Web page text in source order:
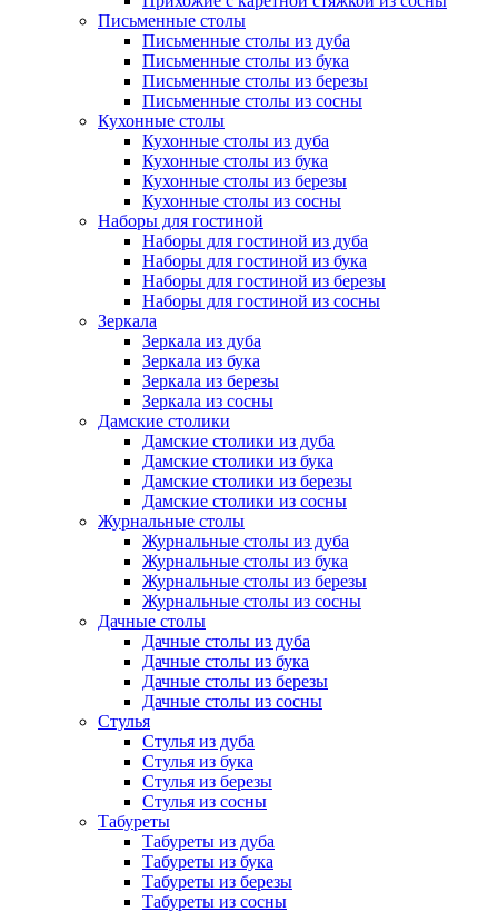
Письменные столы
Письменные столы из дуба
Письменные столы из бука
Письменные столы из березы
Письменные столы из сосны
Кухонные столы
Кухонные столы из дуба
Кухонные столы из бука
Кухонные столы из березы
Кухонные столы из сосны
Наборы для гостиной
Наборы для гостиной из дуба
Наборы для гостиной из бука
Наборы для гостиной из березы
Наборы для гостиной из сосны
Зеркала
Зеркала из дуба
Зеркала из бука
Зеркала из березы
Зеркала из сосны
Дамские столики
Дамские столики из дуба
Дамские столики из бука
Дамские столики из березы
Дамские столики из сосны
Журнальные столы
Журнальные столы из дуба
Журнальные столы из бука
Журнальные столы из березы
Журнальные столы из сосны
Дачные столы
Дачные столы из дуба
Дачные столы из бука
Дачные столы из березы
Дачные столы из сосны
Стулья
Стулья из дуба
Стулья из бука
Стулья из березы
Стулья из сосны
Табуреты
Табуреты из дуба
Табуреты из бука
Табуреты из березы
Табуреты из сосны